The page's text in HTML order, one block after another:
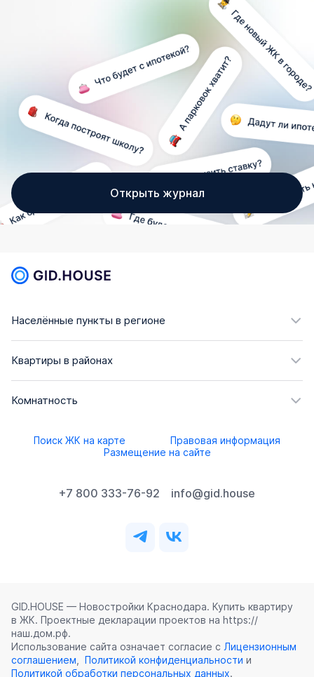
Открыть журнал
Населённые пункты в регионе
Квартиры в районах
Комнатность
Поиск ЖК на карте
Правовая информация
Размещение на сайте
+7 800 333-76-92 info@gid.house
GID.HOUSE — Новостройки Краснодара. Купить квартиру
в ЖК. Проектные декларации проектов на https://
наш.дом.рф.
Использование сайта означает согласие с Лицензионным
соглашением
Политикой конфиденциальности и
Политикой обработки персональных данных.